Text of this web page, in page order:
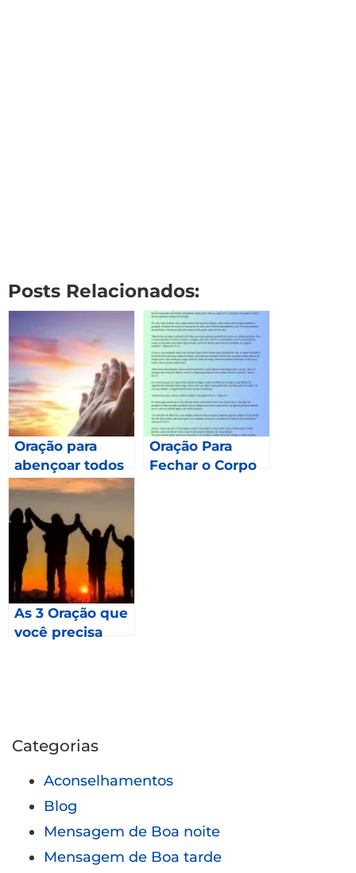
Posts Relacionados:
Oração para
abençoar todos
os meses de
6.9
Oração Para
Fechar o Corpo
As 3 Oração que
você precisa
Categorias
Aconselhamentos
Blog
Mensagem de Boa noite
Mensagem de Boa tarde